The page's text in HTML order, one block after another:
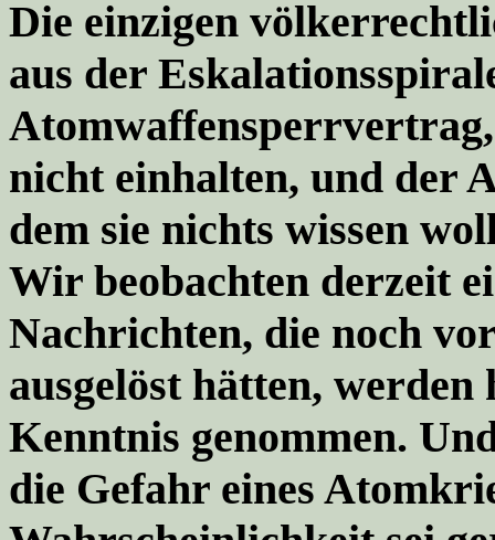
Die einzigen
aus der
nicht einhalten, und der
dem sie nichts wissen
Wir beobachten derzeit
Nachrichten, die noch
ausgelöst hätten,
Kenntnis genommen.
die Gefahr eines